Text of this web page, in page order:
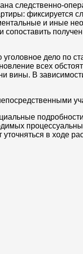
фиксируется
и иные
сопоставить
дело по
всех
вины. В
в ходе